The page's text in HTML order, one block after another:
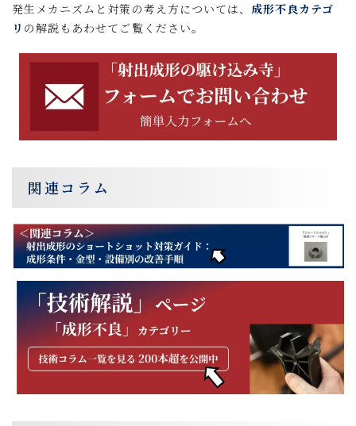
発生メカニズムと対策の考え方については、 成形不良カテゴ
リ の解説もあわせてご覧ください。
関連コラム